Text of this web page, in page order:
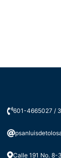
601-4665027 /
Calle 191 No. 8-